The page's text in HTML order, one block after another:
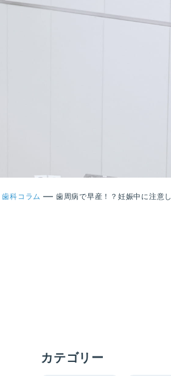
歯科コラム — 歯周病で早産！？妊娠中に注意
カテゴリー